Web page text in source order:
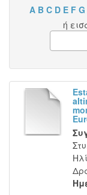
A B C D E F G
ή